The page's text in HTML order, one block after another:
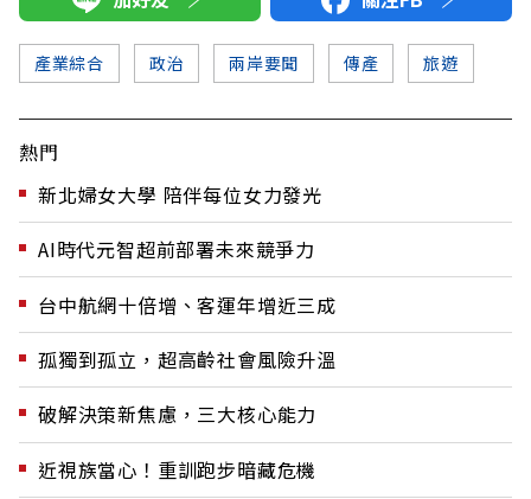
產業綜合 政治 兩岸要聞 傳產 旅遊
熱門
新北婦女大學 陪伴每位女力發光
AI時代元智超前部署未來競爭力
台中航網十倍增、客運年增近三成
孤獨到孤立，超高齡社會風險升溫
破解決策新焦慮，三大核心能力
近視族當心！重訓跑步暗藏危機